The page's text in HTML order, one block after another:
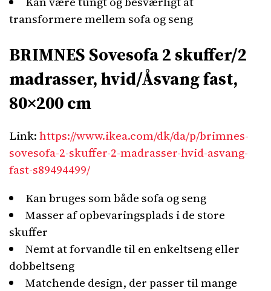
transformere mellem sofa og seng
BRIMNES Sovesofa 2 skuffer/2
madrasser, hvid/Åsvang fast,
80×200 cm
Link:https://www.ikea.com/dk/da/p/brimnes-
sovesofa-2-skuffer-2-madrasser-hvid-asvang-
fast-s89494499/
Kan bruges som både sofa og seng
Masser af opbevaringsplads i de store
skuffer
Nemt at forvandle til en enkeltseng eller
dobbeltseng
Matchende design, der passer til mange